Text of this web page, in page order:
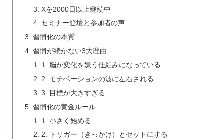
Xを2000日以上継続中
セミナー登壇と参加者の声
習慣化の本質
習慣が続かない3大理由
1. 脳が変化を嫌う仕組みになっている
2. モチベーションの波に左右される
3. 目標が大きすぎる
習慣化の黄金ルール
1. 小さく始める
2. トリガー（きっかけ）とセットにする